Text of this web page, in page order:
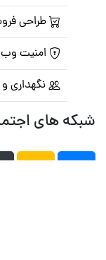
طراحی
امنیت
نگهداری
شبکه های